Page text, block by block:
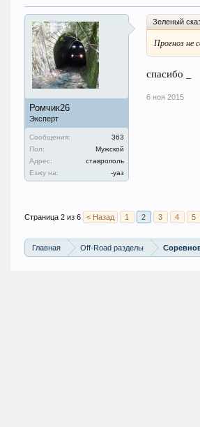
Ромчик26
Эксперт
Сообщения:
363
Пол:
Мужской
Адрес:
ставрополь
Езжу на:
-уаз
Зеленый
Прогноз не
спасибо _
6 ноя 2015
Страница 2 из 6 < Назад 1 2 3 4 5
Главная Off-Road разделы